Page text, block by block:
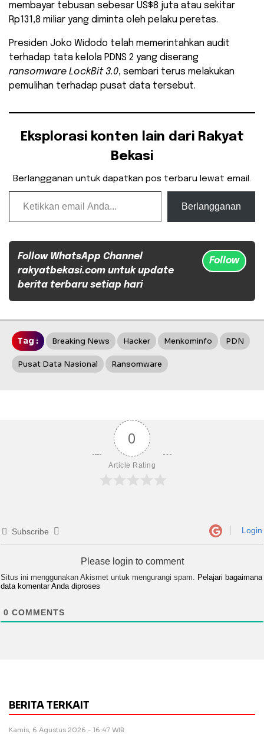
membayar tebusan sebesar US$8 juta atau sekitar
Rp131,8 miliar yang diminta oleh pelaku peretas.
Presiden Joko Widodo telah memerintahkan audit
terhadap tata kelola PDNS 2 yang diserang
ransomware LockBit 3.0, sembari terus melakukan
pemulihan terhadap pusat data tersebut.
Eksplorasi konten lain dari Rakyat
Bekasi
Berlangganan untuk dapatkan pos terbaru lewat email.
Ketikkan email Anda...
Berlangganan
Follow WhatsApp Channel
rakyatbekasi.com untuk update
berita terbaru setiap hari
Follow
Tag : Breaking News Hacker Menkominfo PDN
Pusat Data Nasional Ransomware
0
Article Rating
Subscribe Login
Please login to comment
Situs ini menggunakan Akismet untuk mengurangi spam. Pelajari bagaimana
data komentar Anda diproses
0 COMMENTS
BERITA TERKAIT
Kamis, 6 Agustus 2026 - 16:47 WIB